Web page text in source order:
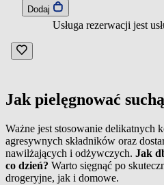
Dodaj
Usługa rezerwacji jest
Jak pielęgnować
Ważne jest stosowanie delikatnych
agresywnych składników oraz
nawilżających i odżywczych. Jak
co dzień? Warto sięgnąć po
drogeryjne, jak i domowe.